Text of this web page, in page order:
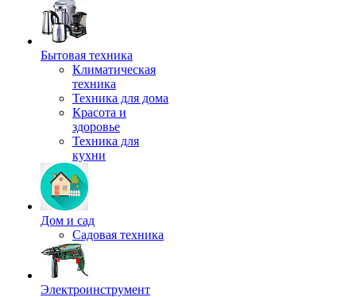
Бытовая техника
Климатическая
техника
Техника для дома
Красота и
здоровье
Техника для
кухни
Дом и сад
Садовая техника
Электроинструмент